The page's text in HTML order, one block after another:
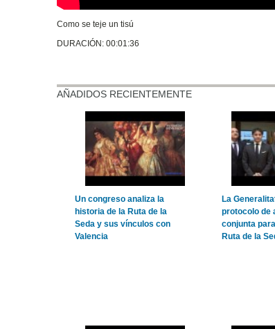
Como se teje un tisú
DURACIÓN: 00:01:36
AÑADIDOS RECIENTEMENTE
Un congreso analiza la
historia de la Ruta de la
Seda y sus vínculos con
Valencia
La
protocolo de
conjunta
Ruta de la